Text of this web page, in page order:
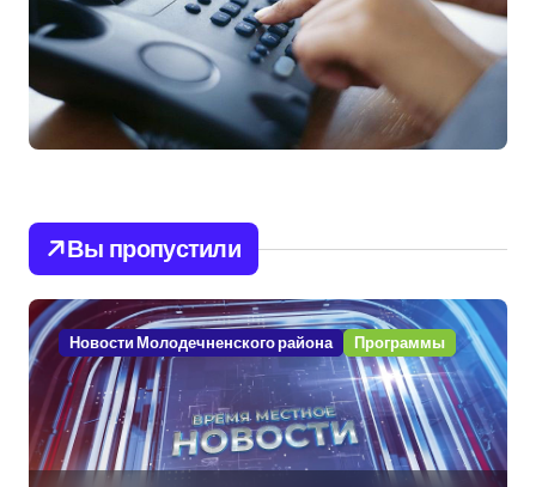
Вы пропустили
Новости Молодечненского района Программы